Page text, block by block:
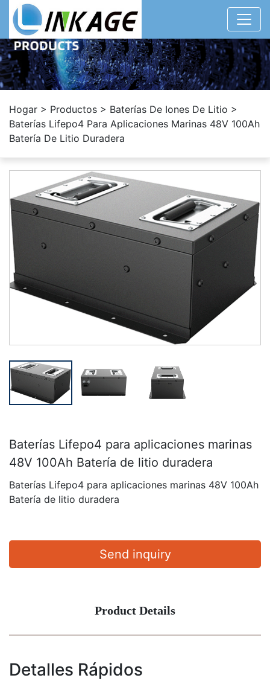
Hogar > Productos > Baterías De Iones De Litio >
Baterías Lifepo4 Para Aplicaciones Marinas 48V 100Ah
Batería De Litio Duradera
Baterías Lifepo4 para aplicaciones marinas
48V 100Ah Batería de litio duradera
Baterías Lifepo4 para aplicaciones marinas 48V 100Ah
Batería de litio duradera
Send inquiry
Product Details
Detalles Rápidos